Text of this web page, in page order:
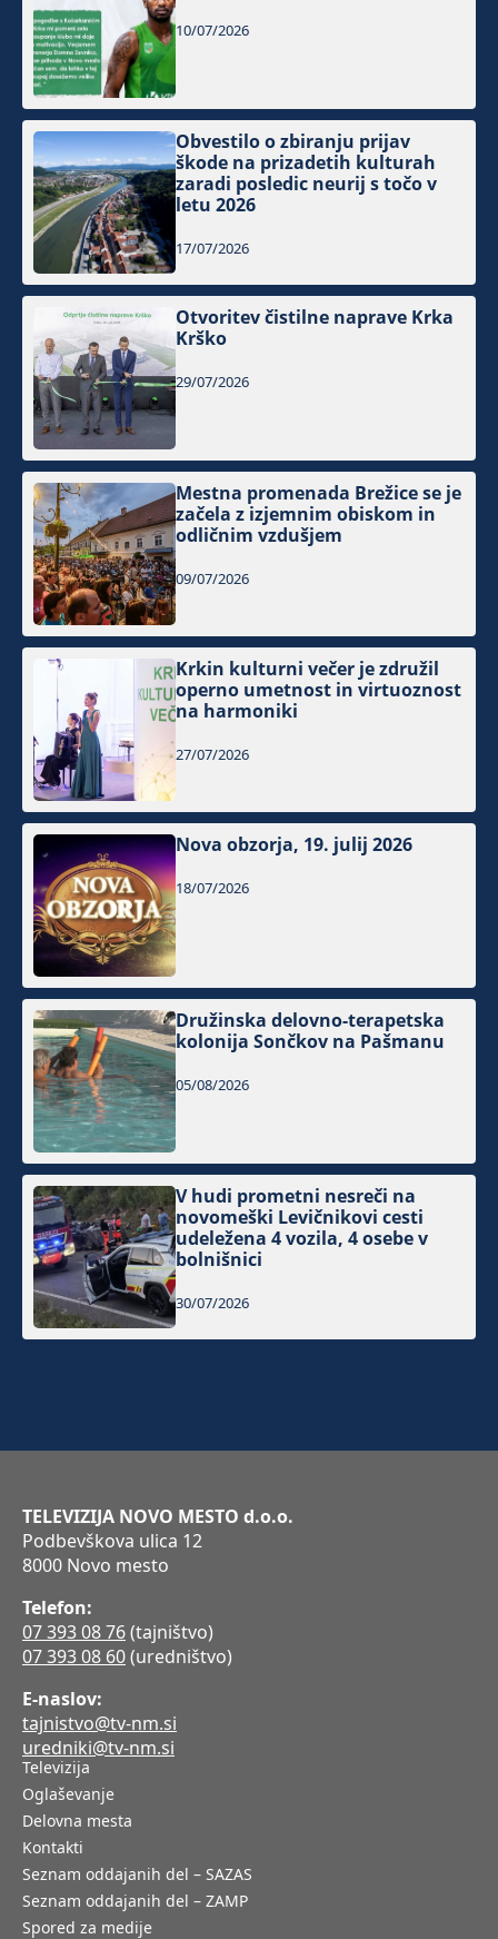
10/07/2026
Obvestilo o zbiranju prijav
škode na prizadetih kulturah
zaradi posledic neurij s točo v
letu 2026
17/07/2026
Otvoritev čistilne naprave Krka
Krško
29/07/2026
Mestna promenada Brežice se je
začela z izjemnim obiskom in
odličnim vzdušjem
09/07/2026
Krkin kulturni večer je združil
operno umetnost in virtuoznost
na harmoniki
27/07/2026
Nova obzorja, 19. julij 2026
18/07/2026
Družinska delovno-terapetska
kolonija Sončkov na Pašmanu
05/08/2026
V hudi prometni nesreči na
novomeški Levičnikovi cesti
udeležena 4 vozila, 4 osebe v
bolnišnici
30/07/2026
TELEVIZIJA NOVO MESTO d.o.o.
Podbevškova ulica 12
8000 Novo mesto
Telefon:
07 393 08 76(tajništvo)
07 393 08 60(uredništvo)
E-naslov:
tajnistvo@tv-nm.si
uredniki@tv-nm.si
Televizija
Oglaševanje
Delovna mesta
Kontakti
Seznam oddajanih del – SAZAS
Seznam oddajanih del – ZAMP
Spored za medije